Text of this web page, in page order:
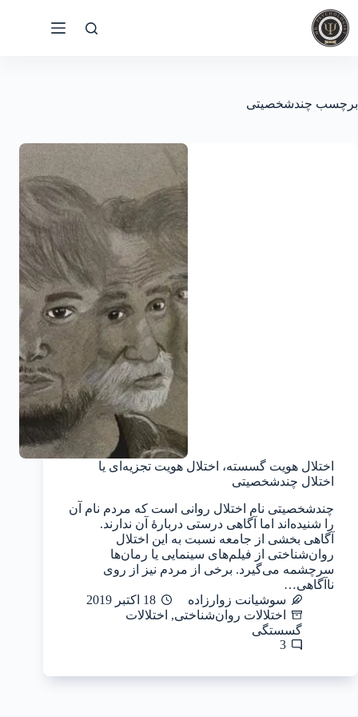
پرش
به
محتوا
برچسب چندشخصیتی
اختلال هویت گسسته، اختلال هویت تجزیه‌ای یا
اختلال چندشخصیتی
چندشخصیتی نام اختلال روانی است که مردم نام آن
را شنیده‌اند اما آگاهی درستی دربارهٔ آن ندارند.
آگاهی بخشی از جامعه نسبت به این اختلال
روان‌شناختی از فیلم‌های سینمایی یا رمان‌ها
سرچشمه می‌گیرد. برخی از مردم نیز از روی
ناآگاهی…
سوشیانت زوارزاده
18 اکتبر 2019
اختلالات روان‌شناختی, اختلالات
گسستگی
3